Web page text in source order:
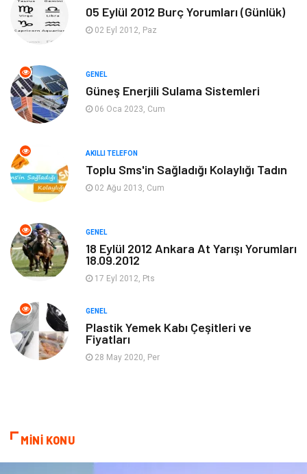
Ekonomi
Tanıtıcı Reklam Alışveriş
Dekorasyon Tatil
Makine
Güzellik & Bakım
Organizasyon
Hizmet
Aksesuar
05 Eylül 2012 Burç Yorumları (Günlük)
02 Eyl 2012, Paz
GENEL
Güneş Enerjili Sulama Sistemleri
06 Oca 2023, Cum
AKILLI TELEFON
Toplu Sms'in Sağladığı Kolaylığı Tadın
02 Ağu 2013, Cum
GENEL
18 Eylül 2012 Ankara At Yarışı Yorumları
18.09.2012
17 Eyl 2012, Pts
GENEL
Plastik Yemek Kabı Çeşitleri ve
Fiyatları
28 May 2020, Per
MİNİ KONU